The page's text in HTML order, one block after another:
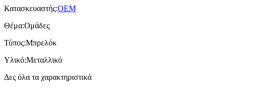
Κατασκευαστής:OEM
Θέμα:Ομάδες
Τύπος:Μπρελόκ
Υλικό:Μεταλλικό
Δες όλα τα χαρακτηριστικά